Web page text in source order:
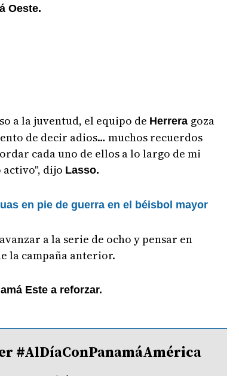
Oeste.
a la juventud, el equipo de Herrera goza
de decir adios… muchos recuerdos
cada uno de ellos a lo largo de mi
dijo Lasso.
en pie de guerra en el béisbol mayor
a la serie de ocho y pensar en
la campaña anterior.
Este a reforzar.
#AlDíaConPanamáAmérica